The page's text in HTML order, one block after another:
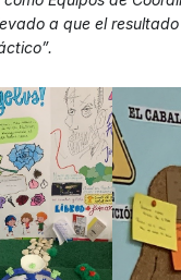
a que el